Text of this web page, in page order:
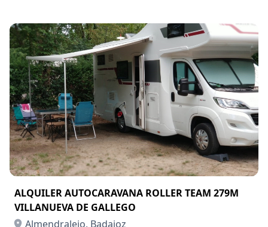
ALQUILER AUTOCARAVANA ROLLER TEAM 279M
VILLANUEVA DE GALLEGO
Almendralejo, Badajoz